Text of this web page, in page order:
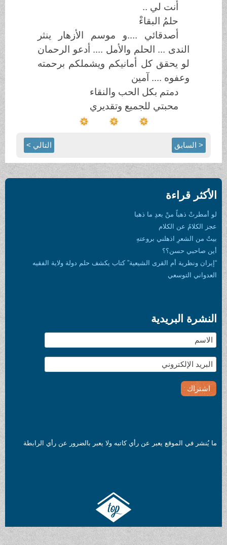
أنت لي ..
حلمُ البقاءْ
أصدقائي ....و موسم الأزهار ينثر
الندى ... الحلم والأمل .... أدعو الرحمان
لو يحقق كل أمانيكم ويشملكم برحمته
وعفوه .... آمين
دمتم بكل الحب والنقاء
محبتي للجميع وتقديري
< السابق التالي >
الأكثر قراءة
لو أمطرتْ ذهباً منْ بعدِ ما ذهبا
عجز الكلامُ عن الكلام
بيتٌ من الشعرِ اذهلني بروعتهِ
أين صاحبي حسن؟؟
“إيران ونظرية أم القرى الشيعية” كتاب يكشف حلم دولة ولاية الفقيه
العدواني التوسعي
النشرة البريدية
ما يُنشر في الموقع يعبر عن رأي كاتبه ولا يعبر بالضرور عن رأي الرابطة